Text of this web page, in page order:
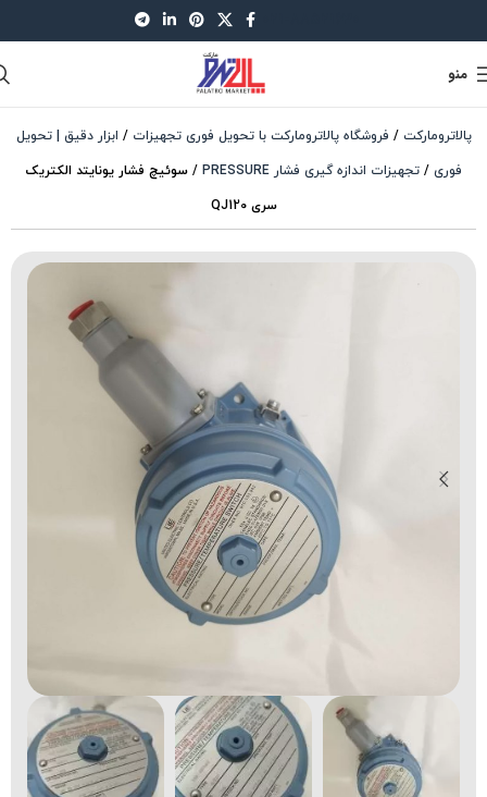
منو
پالاترومارکت / فروشگاه پالاترومارکت با تحویل فوری تجهیزات / ابزار دقیق | تحویل
فوری /تجهیزات اندازه گیری فشار PRESSURE /سوئیچ فشار یونایتد الکتریک
سری QJ120